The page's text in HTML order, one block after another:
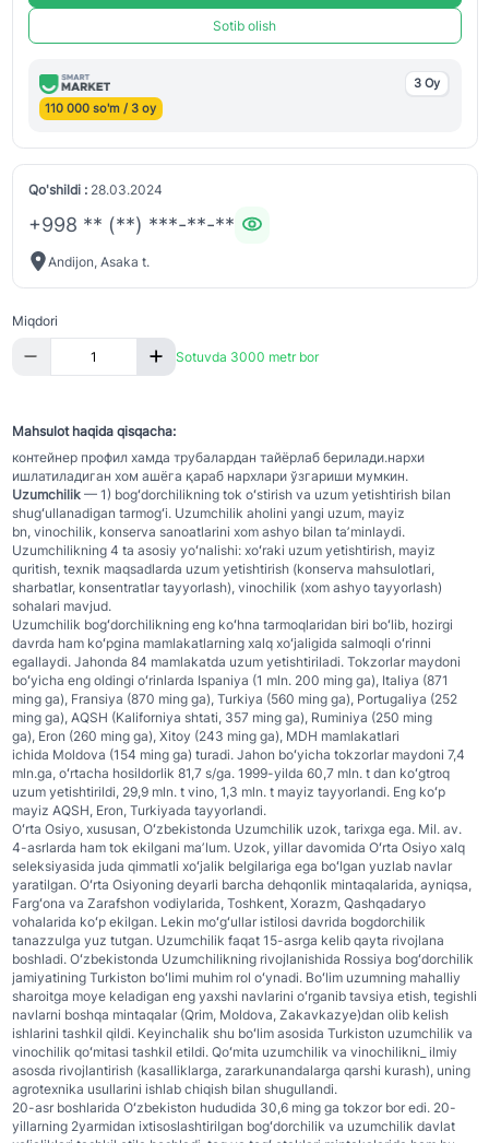
Sotib olish
3 Oy
110 000 so'm / 3 oy
Qo'shildi :28.03.2024
+998 ** (**) ***-**-**
Andijon, Asaka t.
Miqdori
Sotuvda 3000 metr bor
Mahsulot haqida qisqacha:
контейнер профил хамда трубалардан тайёрлаб берилади.нархи
ишлатиладиган хом ашёга қараб нархлари ўзгариши мумкин.
Uzumchilik— 1) bogʻdorchilikning tok oʻstirish va uzum yetishtirish bilan
shugʻullanadigan tarmogʻi. Uzumchilik aholini yangi uzum, mayiz
bn, vinochilik, konserva sanoatlarini xom ashyo bilan taʼminlaydi.
Uzumchilikning 4 ta asosiy yoʻnalishi: xoʻraki uzum yetishtirish, mayiz
quritish, texnik maqsadlarda uzum yetishtirish (konserva mahsulotlari,
sharbatlar, konsentratlar tayyorlash), vinochilik (xom ashyo tayyorlash)
sohalari mavjud.
Uzumchilik bogʻdorchilikning eng koʻhna tarmoqlaridan biri boʻlib, hozirgi
davrda ham koʻpgina mamlakatlarning xalq xoʻjaligida salmoqli oʻrinni
egallaydi. Jahonda 84 mamlakatda uzum yetishtiriladi. Tokzorlar maydoni
boʻyicha eng oldingi oʻrinlarda Ispaniya (1 mln. 200 ming ga), Italiya (871
ming ga), Fransiya (870 ming ga), Turkiya (560 ming ga), Portugaliya (252
ming ga), AQSH (Kaliforniya shtati, 357 ming ga), Ruminiya (250 ming
ga), Eron (260 ming ga), Xitoy (243 ming ga), MDH mamlakatlari
ichida Moldova (154 ming ga) turadi. Jahon boʻyicha tokzorlar maydoni 7,4
mln.ga, oʻrtacha hosildorlik 81,7 s/ga. 1999-yilda 60,7 mln. t dan koʻgtroq
uzum yetishtirildi, 29,9 mln. t vino, 1,3 mln. t mayiz tayyorlandi. Eng koʻp
mayiz AQSH, Eron, Turkiyada tayyorlandi.
Oʻrta Osiyo, xususan, Oʻzbekistonda Uzumchilik uzok, tarixga ega. Mil. av.
4-asrlarda ham tok ekilgani maʼlum. Uzok, yillar davomida Oʻrta Osiyo xalq
seleksiyasida juda qimmatli xoʻjalik belgilariga ega boʻlgan yuzlab navlar
yaratilgan. Oʻrta Osiyoning deyarli barcha dehqonlik mintaqalarida, ayniqsa,
Fargʻona va Zarafshon vodiylarida, Toshkent, Xorazm, Qashqadaryo
vohalarida koʻp ekilgan. Lekin moʻgʻullar istilosi davrida bogdorchilik
tanazzulga yuz tutgan. Uzumchilik faqat 15-asrga kelib qayta rivojlana
boshladi. Oʻzbekistonda Uzumchilikning rivojlanishida Rossiya bogʻdorchilik
jamiyatining Turkiston boʻlimi muhim rol oʻynadi. Boʻlim uzumning mahalliy
sharoitga moye keladigan eng yaxshi navlarini oʻrganib tavsiya etish, tegishli
navlarni boshqa mintaqalar (Qrim, Moldova, Zakavkazye)dan olib kelish
ishlarini tashkil qildi. Keyinchalik shu boʻlim asosida Turkiston uzumchilik va
vinochilik qoʻmitasi tashkil etildi. Qoʻmita uzumchilik va vinochilikni_ ilmiy
asosda rivojlantirish (kasalliklarga, zararkunandalarga qarshi kurash), uning
agrotexnika usullarini ishlab chiqish bilan shugullandi.
20-asr boshlarida Oʻzbekiston hududida 30,6 ming ga tokzor bor edi. 20-
yillarning 2yarmidan ixtisoslashtirilgan bogʻdorchilik va uzumchilik davlat